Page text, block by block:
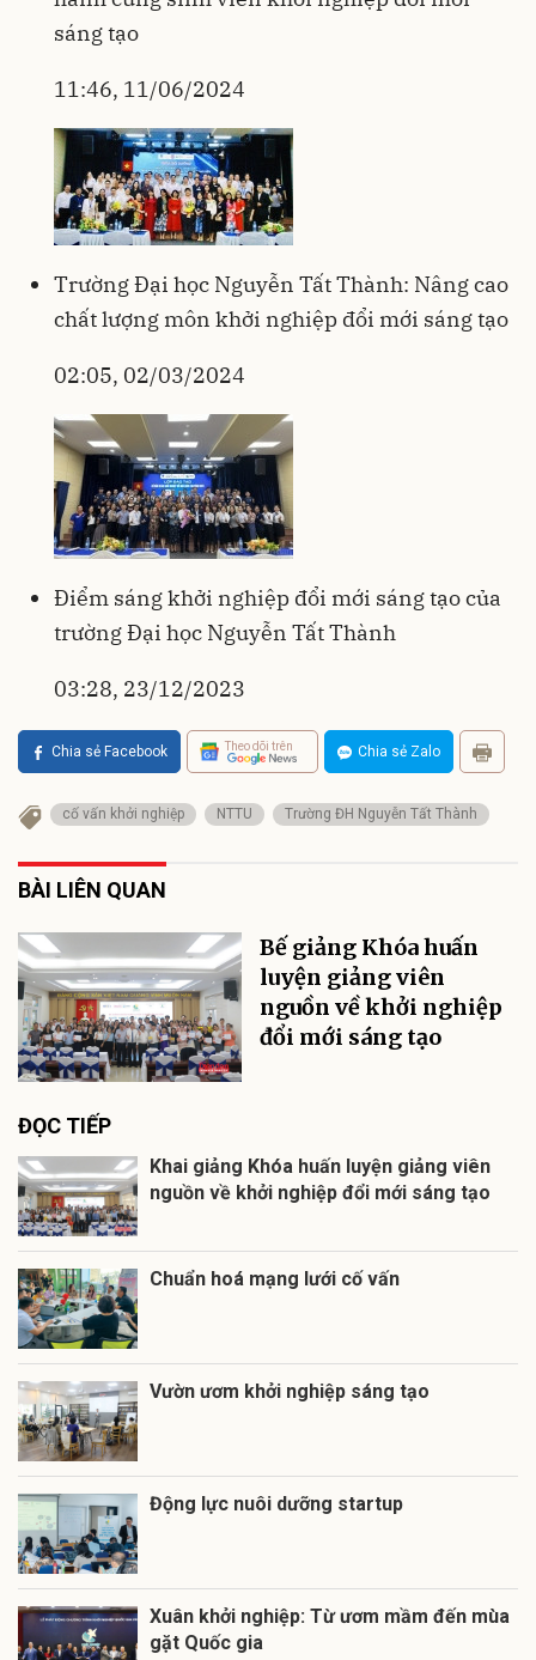
sáng tạo
11:46, 11/06/2024
Trường Đại học Nguyễn Tất Thành: Nâng cao
chất lượng môn khởi nghiệp đổi mới sáng tạo
02:05, 02/03/2024
Điểm sáng khởi nghiệp đổi mới sáng tạo của
trường Đại học Nguyễn Tất Thành
03:28, 23/12/2023
Chia sẻ Facebook Theo dõi trên Chia sẻ Zalo
cố vấn khởi nghiệp NTTU Trường ĐH Nguyễn Tất Thành
BÀI LIÊN QUAN
Bế giảng Khóa huấn
luyện giảng viên
nguồn về khởi nghiệp
đổi mới sáng tạo
ĐỌC TIẾP
Khai giảng Khóa huấn luyện giảng viên
nguồn về khởi nghiệp đổi mới sáng tạo
Chuẩn hoá mạng lưới cố vấn
Vườn ươm khởi nghiệp sáng tạo
Động lực nuôi dưỡng startup
Xuân khởi nghiệp: Từ ươm mầm đến mùa
gặt Quốc gia